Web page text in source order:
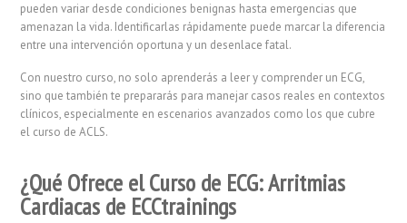
pueden variar desde condiciones benignas hasta emergencias que
amenazan la vida. Identificarlas rápidamente puede marcar la diferencia
entre una intervención oportuna y un desenlace fatal.
Con nuestro curso, no solo aprenderás a leer y comprender un ECG,
sino que también te prepararás para manejar casos reales en contextos
clínicos, especialmente en escenarios avanzados como los que cubre
el curso de ACLS.
¿Qué Ofrece el Curso de ECG: Arritmias
Cardiacas de ECCtrainings